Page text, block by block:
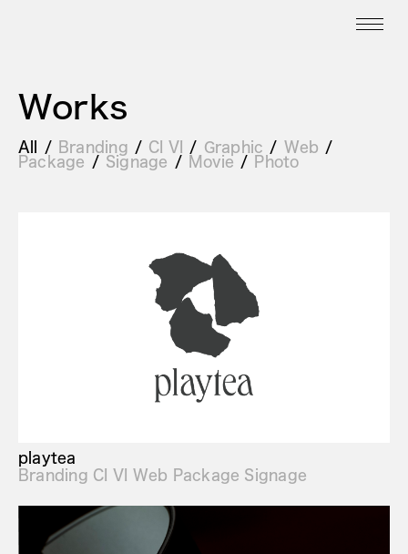
Works
All Branding CI VI Graphic Web
Package Signage Movie Photo
playtea
Branding CI VI Web Package Signage